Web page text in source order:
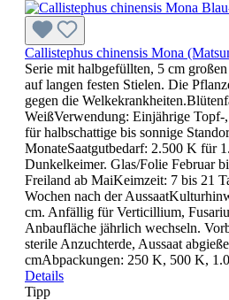
Callistephus chinensis Mona
Serie mit halbgefüllten, 5 cm
auf langen festen Stielen. Die
gegen die
WeißVerwendung: Einjährige Topf-
für halbschattige bis sonnige
MonateSaatgutbedarf: 2.500 K für
Dunkelkeimer. Glas/Folie Februar
Freiland ab MaiKeimzeit: 7 bis 21
Wochen nach der
cm. Anfällig für Verticillium,
Anbaufläche jährlich wechseln.
sterile Anzuchterde, Aussaat
cmAbpackungen: 250 K, 500 K,
Details
Tipp